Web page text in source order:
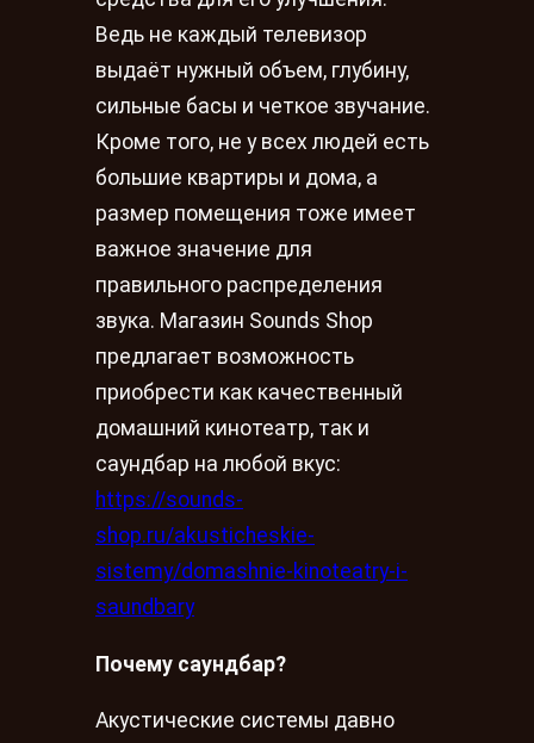
Ведь не каждый телевизор
выдаёт нужный объем, глубину,
сильные басы и четкое звучание.
Кроме того, не у всех людей есть
большие квартиры и дома, а
размер помещения тоже имеет
важное значение для
правильного распределения
звука. Магазин Sounds Shop
предлагает возможность
приобрести как качественный
домашний кинотеатр, так и
саундбар на любой вкус:
https://sounds-
shop.ru/akusticheskie-
sistemy/domashnie-kinoteatry-i-
saundbary
Почему саундбар?
Акустические системы давно